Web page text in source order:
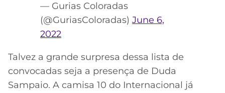
— Gurias Coloradas
(@GuriasColoradas) June 6,
2022
Talvez a grande surpresa dessa lista de
convocadas seja a presença de Duda
Sampaio. A camisa 10 do Internacional já